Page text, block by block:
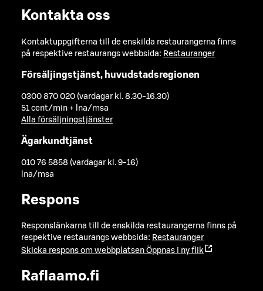
Kontakta oss
Kontaktuppgifterna till de enskilda restaurangerna finns
på respektive restaurangs webbsida: Restauranger
Försäljingstjänst, huvudstadsregionen
0300 870 020 (vardagar kl. 8.30-16.30)
51 cent/min + lna/msa
Alla försäljningstjänster
Ägarkundtjänst
010 76 5858 (vardagar kl. 9-16)
lna/msa
Respons
Responslänkarna till de enskilda restaurangerna finns på
respektive restaurangs webbsida: Restauranger
Skicka respons om webbplatsen Öppnas i ny flik
Raflaamo.fi